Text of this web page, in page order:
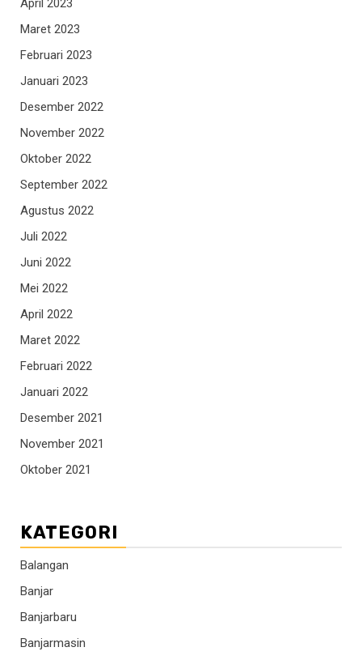
April 2023
Maret 2023
Februari 2023
Januari 2023
Desember 2022
November 2022
Oktober 2022
September 2022
Agustus 2022
Juli 2022
Juni 2022
Mei 2022
April 2022
Maret 2022
Februari 2022
Januari 2022
Desember 2021
November 2021
Oktober 2021
KATEGORI
Balangan
Banjar
Banjarbaru
Banjarmasin